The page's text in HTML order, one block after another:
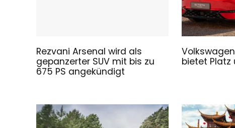
Rezvani Arsenal wird als
gepanzerter SUV mit bis zu
675 PS angekündigt
Volkswagen
bietet Platz